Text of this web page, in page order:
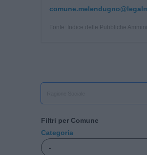
Fonte: Indice delle Pubbliche
Filtri per Comune
Categoria